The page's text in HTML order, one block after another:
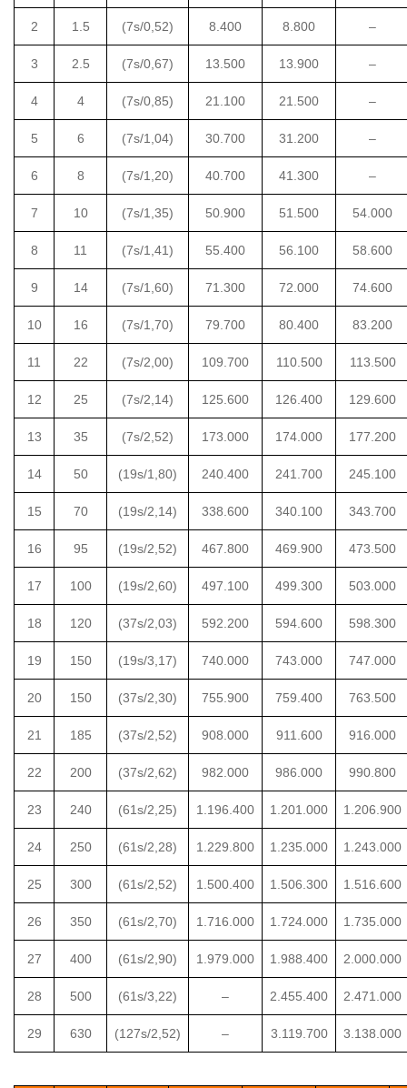
2 1.5 (7s/0,52) 8.400 8.800 –
3 2.5 (7s/0,67) 13.500 13.900 –
4 4 (7s/0,85) 21.100 21.500 –
5 6 (7s/1,04) 30.700 31.200 –
6 8 (7s/1,20) 40.700 41.300 –
7 10 (7s/1,35) 50.900 51.500 54.000
8 11 (7s/1,41) 55.400 56.100 58.600
9 14 (7s/1,60) 71.300 72.000 74.600
10 16 (7s/1,70) 79.700 80.400 83.200
11 22 (7s/2,00) 109.700 110.500 113.500
12 25 (7s/2,14) 125.600 126.400 129.600
13 35 (7s/2,52) 173.000 174.000 177.200
14 50 (19s/1,80) 240.400 241.700 245.100
15 70 (19s/2,14) 338.600 340.100 343.700
16 95 (19s/2,52) 467.800 469.900 473.500
17 100 (19s/2,60) 497.100 499.300 503.000
18 120 (37s/2,03) 592.200 594.600 598.300
19 150 (19s/3,17) 740.000 743.000 747.000
20 150 (37s/2,30) 755.900 759.400 763.500
21 185 (37s/2,52) 908.000 911.600 916.000
22 200 (37s/2,62) 982.000 986.000 990.800
23 240 (61s/2,25) 1.196.400 1.201.000 1.206.900
24 250 (61s/2,28) 1.229.800 1.235.000 1.243.000
25 300 (61s/2,52) 1.500.400 1.506.300 1.516.600
26 350 (61s/2,70) 1.716.000 1.724.000 1.735.000
27 400 (61s/2,90) 1.979.000 1.988.400 2.000.000
28 500 (61s/3,22) – 2.455.400 2.471.000
29 630 (127s/2,52) – 3.119.700 3.138.000